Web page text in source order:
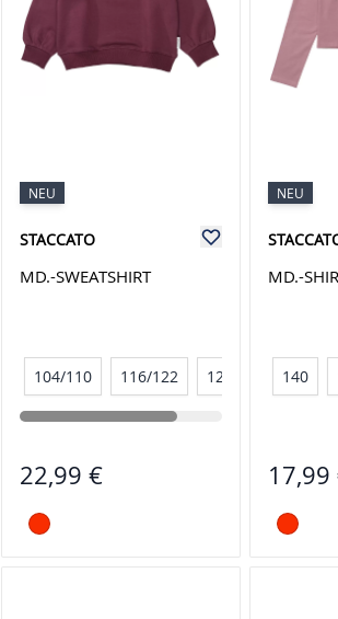
NEU
STACCATO
MD.-SWEATSHIRT
104/110 116/122 128/134
22,99 €
NEU
MD.-
140
17,99